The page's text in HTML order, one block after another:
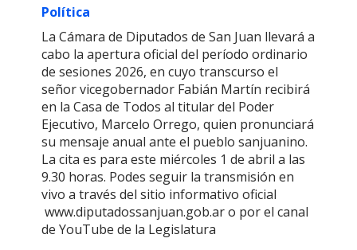
Política
La Cámara de Diputados de San Juan llevará a
cabo la apertura oficial del período ordinario
de sesiones 2026, en cuyo transcurso el
señor vicegobernador Fabián Martín recibirá
en la Casa de Todos al titular del Poder
Ejecutivo, Marcelo Orrego, quien pronunciará
su mensaje anual ante el pueblo sanjuanino.
La cita es para este miércoles 1 de abril a las
9.30 horas. Podes seguir la transmisión en
vivo a través del sitio informativo oficial
www.diputadossanjuan.gob.ar o por el canal
de YouTube de la Legislatura